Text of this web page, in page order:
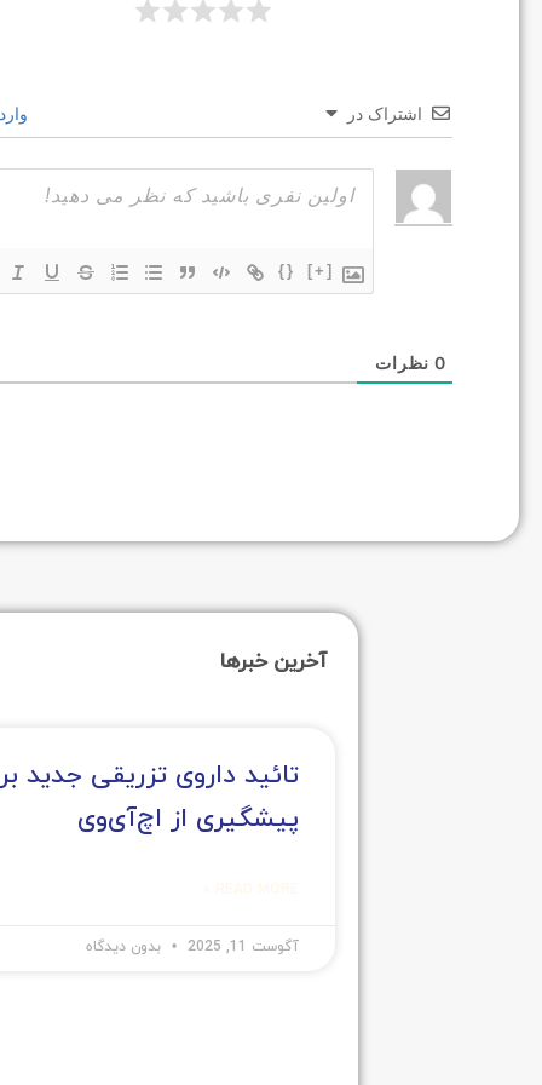
اشتراک در
{} [+]
0 نظرات
آخرین خبرها
تائید داروی تزریقی جدید
پیشگیری از اچ‌آی‌وی
آگوست 11, 2025 بدون دیدگاه